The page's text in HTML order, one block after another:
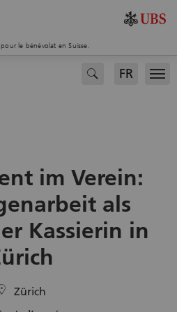
le bénévolat en Suisse.
search FR
projets
im Verein:
als
Kassierin in
Zürich